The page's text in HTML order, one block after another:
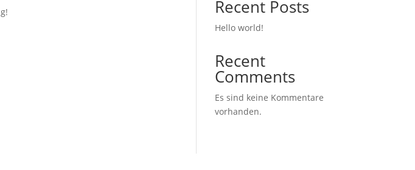
Recent Posts
Hello world!
Recent
Comments
Es sind keine Kommentare
vorhanden.